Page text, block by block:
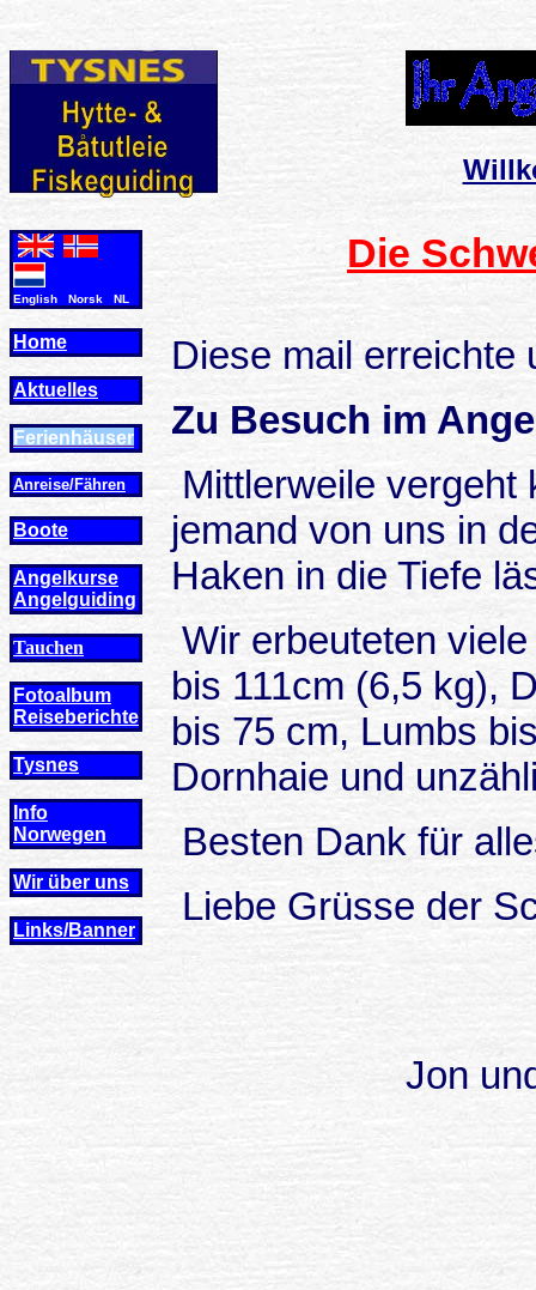
English Norsk NL
Home
Aktuelles
Ferienhäuser
Anreise/Fähren
Boote
Angelkurse
Angel guiding
Tauchen
Fotoalbum
Reiseberichte
Tysnes
Info
Norwegen
Wir über uns
Links/Banner
Die
Diese mail erreichte
Zu Besuch im
Mittlerweile vergeht
jemand von uns in
Haken in die Tiefe
Wir erbeuteten
bis 111cm (6,5 kg),
bis 75 cm, Lumbs
Dornhaie und
Besten Dank für
Liebe Grüsse der
Jon